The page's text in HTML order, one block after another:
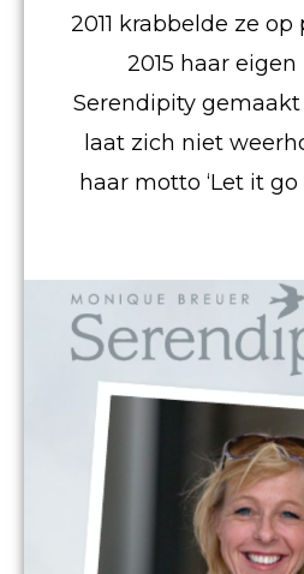
2011 krabbelde ze
2015 haar
Serendipity
laat zich niet
haar motto ‘Let it